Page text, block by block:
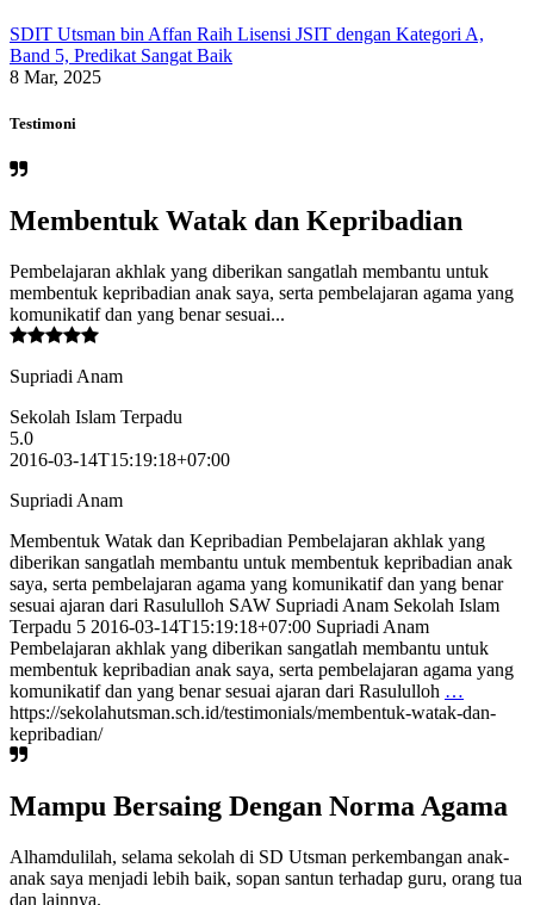
SDIT Utsman bin Affan Raih Lisensi JSIT dengan Kategori A,
Band 5, Predikat Sangat Baik
8 Mar, 2025
Testimoni
Membentuk Watak dan Kepribadian
Pembelajaran akhlak yang diberikan sangatlah membantu untuk
membentuk kepribadian anak saya, serta pembelajaran agama yang
komunikatif dan yang benar sesuai...
Supriadi Anam
Sekolah Islam Terpadu
5.0
2016-03-14T15:19:18+07:00
Supriadi Anam
Membentuk Watak dan Kepribadian Pembelajaran akhlak yang
diberikan sangatlah membantu untuk membentuk kepribadian anak
saya, serta pembelajaran agama yang komunikatif dan yang benar
sesuai ajaran dari Rasululloh SAW Supriadi Anam Sekolah Islam
Terpadu 5 2016-03-14T15:19:18+07:00 Supriadi Anam
Pembelajaran akhlak yang diberikan sangatlah membantu untuk
membentuk kepribadian anak saya, serta pembelajaran agama yang
komunikatif dan yang benar sesuai ajaran dari Rasululloh …
https://sekolahutsman.sch.id/testimonials/membentuk-watak-dan-
kepribadian/
Mampu Bersaing Dengan Norma Agama
Alhamdulilah, selama sekolah di SD Utsman perkembangan anak-
anak saya menjadi lebih baik, sopan santun terhadap guru, orang tua
dan lainnya.